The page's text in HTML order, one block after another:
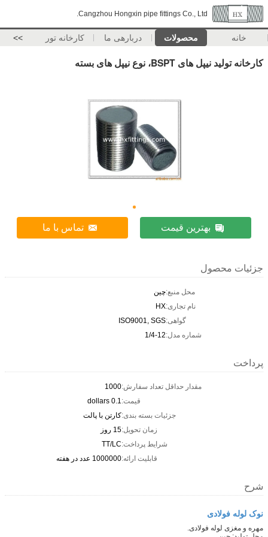
Cangzhou Hongxin pipe fittings Co., Ltd.
خانه محصولات دربارهی ما کارخانه تور >>
کارخانه تولید نیپل های BSPT، نوع نیپل های بسته
بهترین قیمت تماس با ما
جزئیات محصول
محل منبع:چین
نام تجاری:HX
گواهی:ISO9001, SGS
شماره مدل:1/4-12
پرداخت
مقدار حداقل تعداد سفارش:1000
قیمت:0.1 dollars
جزئیات بسته بندی:کارتن با پالت
زمان تحویل:15 روز
شرایط پرداخت:TT/LC
قابلیت ارائه:1000000 عدد در هفته
شرح
نوک لوله فولادی
مهره و مغزی لوله فولادی.